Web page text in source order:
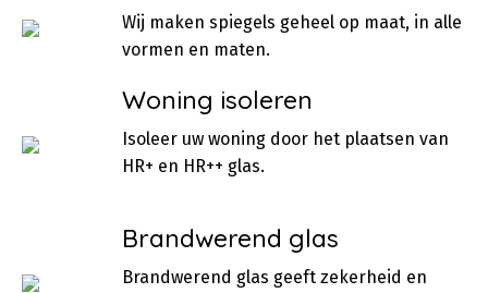
Wij maken spiegels geheel op maat, in alle
vormen en maten.
Woning isoleren
Isoleer uw woning door het plaatsen van
HR+ en HR++ glas.
Brandwerend glas
Brandwerend glas geeft zekerheid en